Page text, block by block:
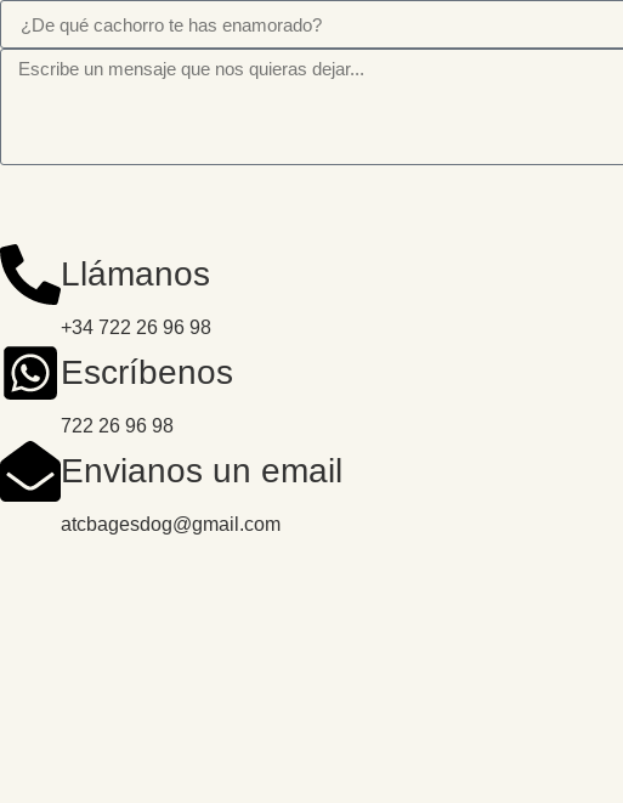
Llámanos
+34 722 26 96 98
Escríbenos
722 26 96 98
Envianos un email
atcbagesdog@gmail.com